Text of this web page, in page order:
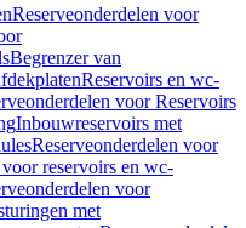
Reserveonderdelen voor
Begrenzer van
Reservoirs en wc-
voor Reservoirs
Inbouwreservoirs met
Reserveonderdelen voor
reservoirs en wc-
voor
met